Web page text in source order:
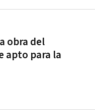
obra del
apto para la